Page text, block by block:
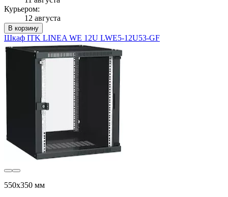
Курьером:
12 августа
В корзину
Шкаф ITK LINEA WE 12U LWE5-12U53-GF
550x350 мм